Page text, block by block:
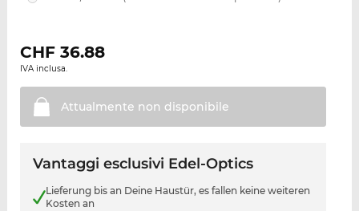
CHF 36.88
IVA inclusa.
Attualmente non disponibile
Vantaggi esclusivi Edel-Optics
Lieferung bis an Deine Haustür, es fallen keine weiteren
Kosten an